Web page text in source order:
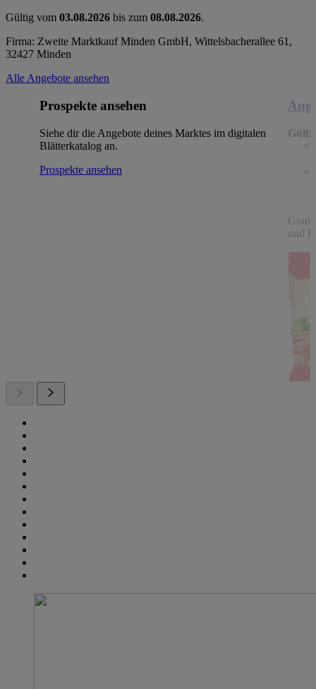
Gültig vom 03.08.2026 bis zum 08.08.2026.
Firma: Zweite Marktkauf Minden GmbH, Wittelsbacherallee 61,
32427 Minden
Alle Angebote ansehen
Prospekte ansehen
Siehe dir die Angebote deines Marktes im digitalen
Blätterkatalog an.
Prospekte ansehen
und